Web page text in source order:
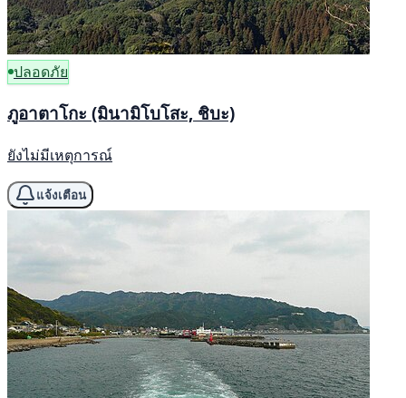
ปลอดภัย
ภูอาตาโกะ (มินามิโบโสะ, ชิบะ)
ยังไม่มีเหตุการณ์
แจ้งเตือน